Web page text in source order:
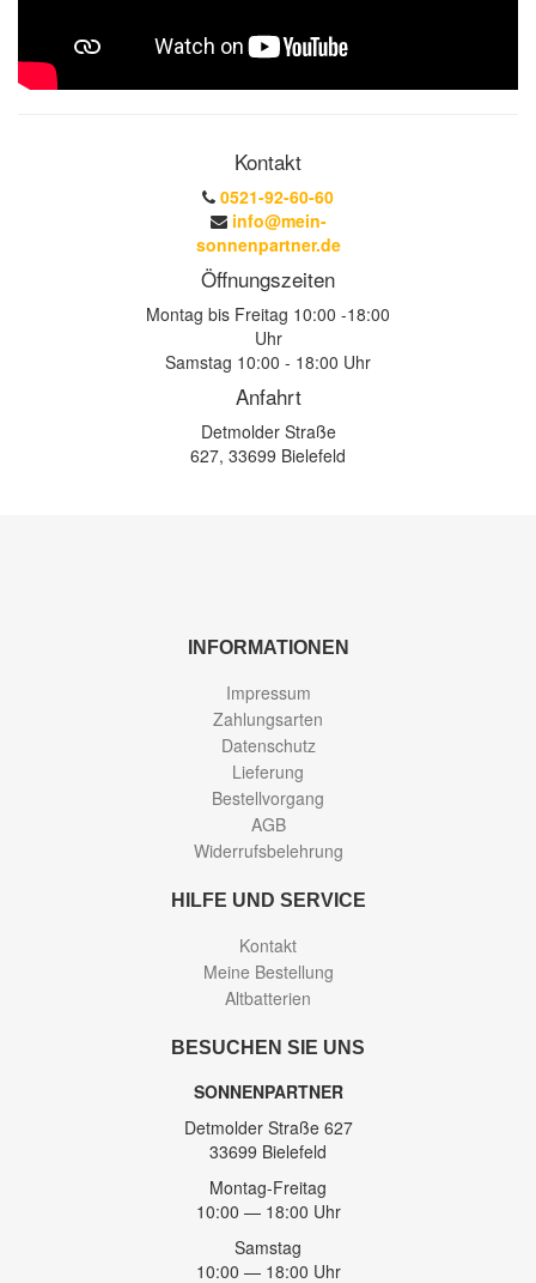
Kontakt
0521-92-60-60
info@mein-
sonnenpartner.de
Öffnungszeiten
Montag bis Freitag 10:00 -18:00
Uhr
Samstag 10:00 - 18:00 Uhr
Anfahrt
Detmolder Straße
627, 33699 Bielefeld
INFORMATIONEN
Impressum
Zahlungsarten
Datenschutz
Lieferung
Bestellvorgang
AGB
Widerrufsbelehrung
HILFE UND SERVICE
Kontakt
Meine Bestellung
Altbatterien
BESUCHEN SIE UNS
SONNENPARTNER
Detmolder Straße 627
33699 Bielefeld
Montag-Freitag
10:00 — 18:00 Uhr
Samstag
10:00 — 18:00 Uhr